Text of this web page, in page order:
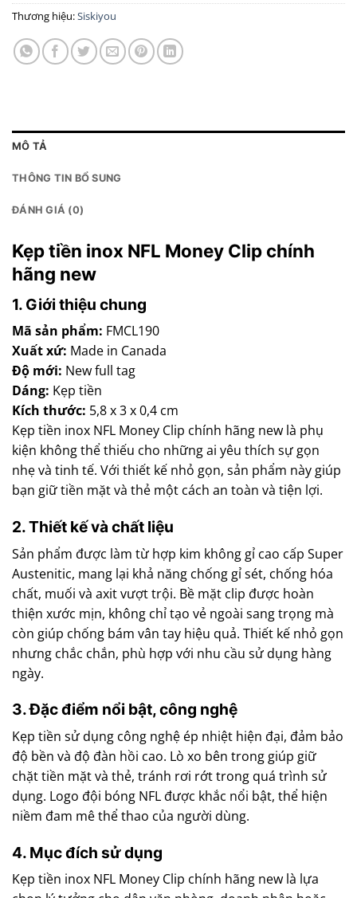
Thương hiệu:Siskiyou
MÔ TẢ
THÔNG TIN BỔ SUNG
ĐÁNH GIÁ (0)
Kẹp tiền inox NFL Money Clip chính
hãng new
1. Giới thiệu chung
Mã sản phẩm: FMCL190
Xuất xứ: Made in Canada
Độ mới: New full tag
Dáng: Kẹp tiền
Kích thước: 5,8 x 3 x 0,4 cm
Kẹp tiền inox NFL Money Clip chính hãng new là phụ
kiện không thể thiếu cho những ai yêu thích sự gọn
nhẹ và tinh tế. Với thiết kế nhỏ gọn, sản phẩm này giúp
bạn giữ tiền mặt và thẻ một cách an toàn và tiện lợi.
2. Thiết kế và chất liệu
Sản phẩm được làm từ hợp kim không gỉ cao cấp Super
Austenitic, mang lại khả năng chống gỉ sét, chống hóa
chất, muối và axit vượt trội. Bề mặt clip được hoàn
thiện xước mịn, không chỉ tạo vẻ ngoài sang trọng mà
còn giúp chống bám vân tay hiệu quả. Thiết kế nhỏ gọn
nhưng chắc chắn, phù hợp với nhu cầu sử dụng hàng
ngày.
3. Đặc điểm nổi bật, công nghệ
Kẹp tiền sử dụng công nghệ ép nhiệt hiện đại, đảm bảo
độ bền và độ đàn hồi cao. Lò xo bên trong giúp giữ
chặt tiền mặt và thẻ, tránh rơi rớt trong quá trình sử
dụng. Logo đội bóng NFL được khắc nổi bật, thể hiện
niềm đam mê thể thao của người dùng.
4. Mục đích sử dụng
Kẹp tiền inox NFL Money Clip chính hãng new là lựa